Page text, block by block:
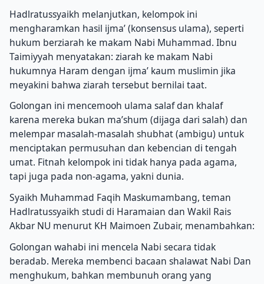
Hadlratussyaikh melanjutkan, kelompok ini
mengharamkan hasil ijma’ (konsensus ulama), seperti
hukum berziarah ke makam Nabi Muhammad. Ibnu
Taimiyyah menyatakan: ziarah ke makam Nabi
hukumnya Haram dengan ijma’ kaum muslimin jika
meyakini bahwa ziarah tersebut bernilai taat.
Golongan ini mencemooh ulama salaf dan khalaf
karena mereka bukan ma’shum (dijaga dari salah) dan
melempar masalah-masalah shubhat (ambigu) untuk
menciptakan permusuhan dan kebencian di tengah
umat. Fitnah kelompok ini tidak hanya pada agama,
tapi juga pada non-agama, yakni dunia.
Syaikh Muhammad Faqih Maskumambang, teman
Hadlratussyaikh studi di Haramaian dan Wakil Rais
Akbar NU menurut KH Maimoen Zubair, menambahkan:
Golongan wahabi ini mencela Nabi secara tidak
beradab. Mereka membenci bacaan shalawat Nabi Dan
menghukum, bahkan membunuh orang yang